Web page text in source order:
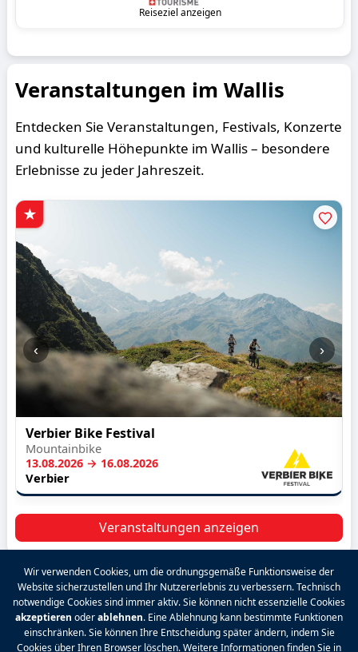
Reiseziel anzeigen
Veranstaltungen im Wallis
Entdecken Sie Veranstaltungen, Festivals, Konzerte
und kulturelle Höhepunkte im Wallis – besondere
Erlebnisse zu jeder Jahreszeit.
‹
Verbier Bike Festival
Mountainbike
13.08.2026 → 16.08.2026
Verbier
›
Veranstaltungen anzeigen
2026 VALPINA® Alle Rechte vorbehalten.
Datenschutzrichtlinie|Allgemeine
Geschäftsbedingungen |Rechtliche Hinweise|
Wir verwenden Cookies, um die ordnungsgemäße Funktionsweise der
Website sicherzustellen und Ihr Nutzererlebnis zu verbessern. Technisch
notwendige Cookies sind immer aktiv. Sie können nicht essenzielle Cookies
akzeptieren oderablehnen. Eine Ablehnung kann bestimmte Funktionen
einschränken. Sie können Ihre Entscheidung später ändern, indem Sie
Cookies über Ihren Browser löschen. Weitere Informationen finden Sie in